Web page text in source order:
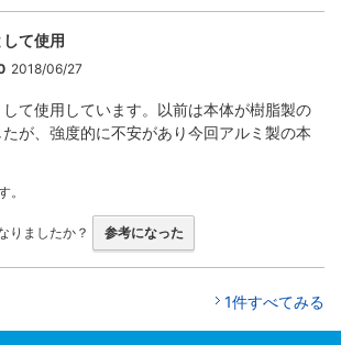
て使用
5
2018/06/27
て使用しています。以前は本体が樹脂製の
が、強度的に不安があり今回アルミ製の本
。
りましたか？ 参考になった
1件すべてみる